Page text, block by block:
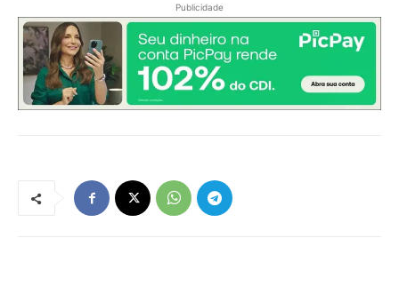
Publicidade